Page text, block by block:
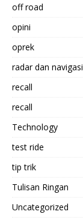
off road
opini
oprek
radar dan navigasi
recall
recall
Technology
test ride
tip trik
Tulisan Ringan
Uncategorized